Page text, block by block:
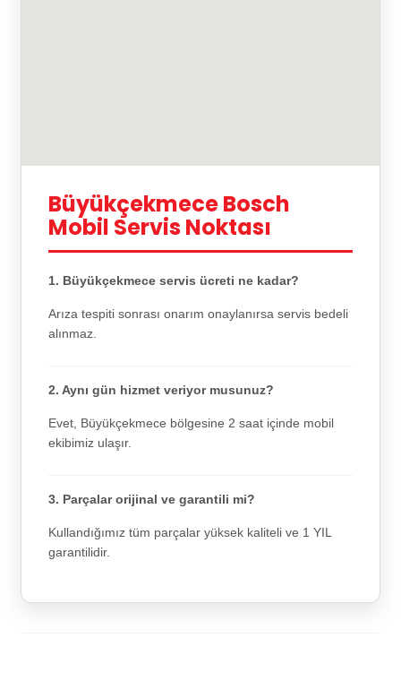
Büyükçekmece Bosch
Mobil Servis Noktası
1. Büyükçekmece servis ücreti ne kadar?
Arıza tespiti sonrası onarım onaylanırsa servis bedeli
alınmaz.
2. Aynı gün hizmet veriyor musunuz?
Evet, Büyükçekmece bölgesine 2 saat içinde mobil
ekibimiz ulaşır.
3. Parçalar orijinal ve garantili mi?
Kullandığımız tüm parçalar yüksek kaliteli ve 1 YIL
garantilidir.